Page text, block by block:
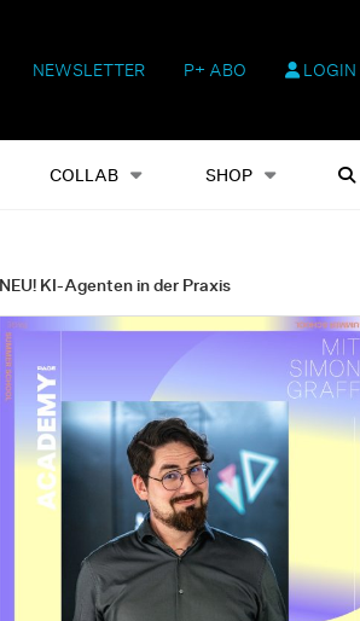
NEWSLETTER P+ ABO LOGIN
COLLAB SHOP
Shop Heftausgaben Suchen
NEU! KI-Agenten in der Praxis